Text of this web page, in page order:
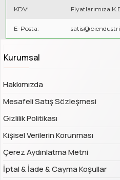
KDV: Fiyatlarımıza
E-Posta:
Kurumsal
Hakkımızda
Mesafeli Satış Sözleşmesi
Gizlilik Politikası
Kişisel Verilerin Korunması
Çerez Aydınlatma Metni
İptal & İade & Cayma Koşullar